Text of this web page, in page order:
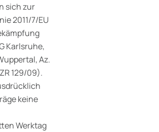
sich zur
2011/7/EU
Karlsruhe,
Az.
129/09).
keine
Werktag